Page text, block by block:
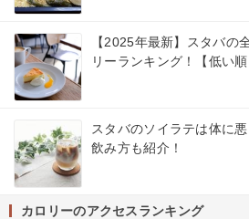
【2025年最新】スタバの
リーランキング！【低い順
スタバのソイラテは体に
飲み方も紹介！
カロリーのアクセスランキング